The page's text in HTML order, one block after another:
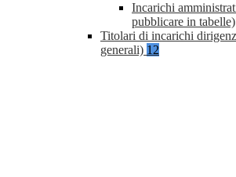
Incarichi
pubblicare in tabelle)
Titolari di incarichi
generali) 12